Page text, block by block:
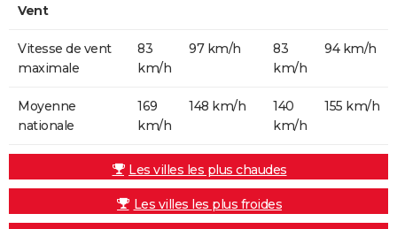
Vent
Vitesse de vent
maximale
83
km/h
97 km/h
83
km/h
94 km/h
Moyenne
nationale
169
km/h
148 km/h
140
km/h
155 km/h
Les villes les plus chaudes
Les villes les plus froides